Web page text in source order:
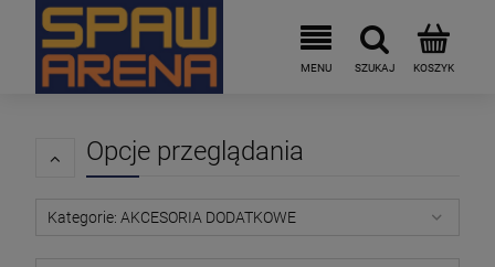
Opcje przeglądania
Kategorie: AKCESORIA DODATKOWE